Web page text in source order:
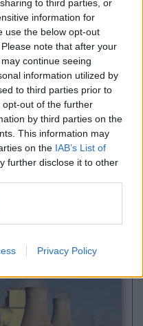
to third parties, or
information for
use the below opt-out
note that after your
continue seeing
information utilized by
to third parties prior to
out of the further
by third parties on the
This information may
on the IAB’s List of
further disclose it to other
Privacy Policy
Rusia ar putea
de Lituania